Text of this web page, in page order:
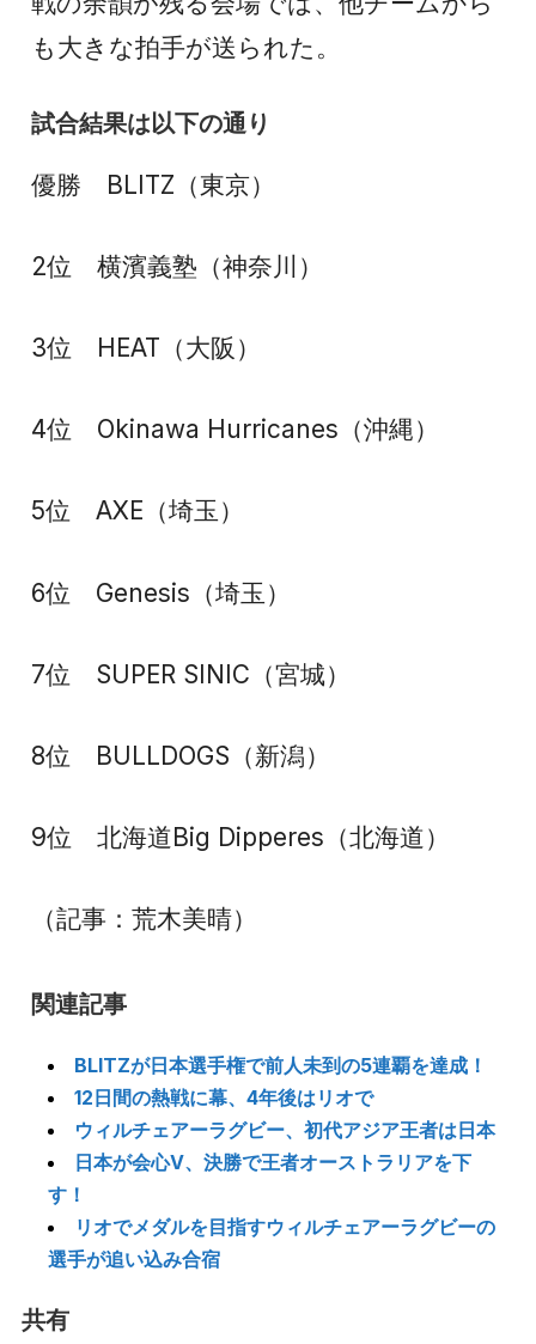
も大きな拍手が送られた。
試合結果は以下の通り
優勝 BLITZ（東京）
2位 横濱義塾（神奈川）
3位 HEAT（大阪）
4位 Okinawa Hurricanes（沖縄）
5位 AXE（埼玉）
6位 Genesis（埼玉）
7位 SUPER SINIC（宮城）
8位 BULLDOGS（新潟）
9位 北海道Big Dipperes（北海道）
（記事：荒木美晴）
関連記事
BLITZが日本選手権で前人未到の5連覇を達成！
12日間の熱戦に幕、4年後はリオで
ウィルチェアーラグビー、初代アジア王者は日本
日本が会心V、決勝で王者オーストラリアを下
す！
リオでメダルを目指すウィルチェアーラグビーの
選手が追い込み合宿
共有